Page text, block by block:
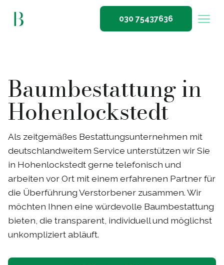
030 75437636
Baumbestattung in
Hohenlockstedt
Als zeitgemäßes Bestattungsunternehmen mit
deutschlandweitem Service unterstützen wir Sie
in Hohenlockstedt gerne telefonisch und
arbeiten vor Ort mit einem erfahrenen Partner für
die Überführung Verstorbener zusammen. Wir
möchten Ihnen eine würdevolle Baumbestattung
bieten, die transparent, individuell und möglichst
unkompliziert abläuft.